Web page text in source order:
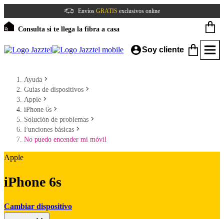
Envíos GRATIS exclusivos online
Consulta si te llega la fibra a casa
Soy cliente
Ayuda
Guías de dispositivos
Apple
iPhone 6s
Solución de problemas
Funciones básicas
No puedo encender mi móvil
Apple
iPhone 6s
Cambiar dispositivo